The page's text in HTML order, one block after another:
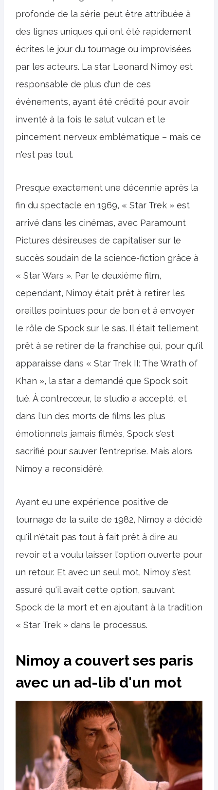
profonde de la série peut être attribuée à
des lignes uniques qui ont été rapidement
écrites le jour du tournage ou improvisées
par les acteurs. La star Leonard Nimoy est
responsable de plus d'un de ces
événements, ayant été crédité pour avoir
inventé à la fois le salut vulcan et le
pincement nerveux emblématique – mais ce
n'est pas tout.
Presque exactement une décennie après la
fin du spectacle en 1969, « Star Trek » est
arrivé dans les cinémas, avec Paramount
Pictures désireuses de capitaliser sur le
succès soudain de la science-fiction grâce à
« Star Wars ». Par le deuxième film,
cependant, Nimoy était prêt à retirer les
oreilles pointues pour de bon et à envoyer
le rôle de Spock sur le sas. Il était tellement
prêt à se retirer de la franchise qui, pour qu'il
apparaisse dans « Star Trek II: The Wrath of
Khan », la star a demandé que Spock soit
tué. À contrecœur, le studio a accepté, et
dans l'un des morts de films les plus
émotionnels jamais filmés, Spock s'est
sacrifié pour sauver l'entreprise. Mais alors
Nimoy a reconsidéré.
Ayant eu une expérience positive de
tournage de la suite de 1982, Nimoy a décidé
qu'il n'était pas tout à fait prêt à dire au
revoir et a voulu laisser l'option ouverte pour
un retour. Et avec un seul mot, Nimoy s'est
assuré qu'il avait cette option, sauvant
Spock de la mort et en ajoutant à la tradition
« Star Trek » dans le processus.
Nimoy a couvert ses paris
avec un ad-lib d'un mot